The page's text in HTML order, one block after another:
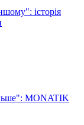
історія
MONATIK